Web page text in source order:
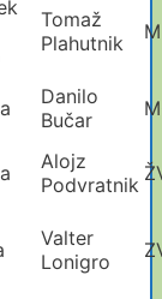
Tomaž
Plahutnik
Danilo
Bučar
Alojz
Podvratnik
Valter
Lonigro